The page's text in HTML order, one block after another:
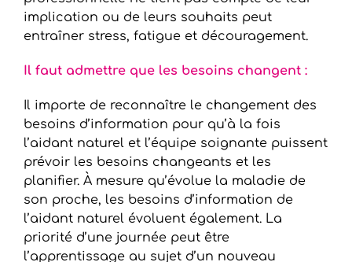
implication ou de leurs souhaits peut
entraîner stress, fatigue et découragement.
Il faut admettre que les besoins changent :
Il importe de reconnaître le changement des
besoins d’information pour qu’à la fois
l’aidant naturel et l’équipe soignante puissent
prévoir les besoins changeants et les
planifier. À mesure qu’évolue la maladie de
son proche, les besoins d’information de
l’aidant naturel évoluent également. La
priorité d’une journée peut être
l’apprentissage au sujet d’un nouveau